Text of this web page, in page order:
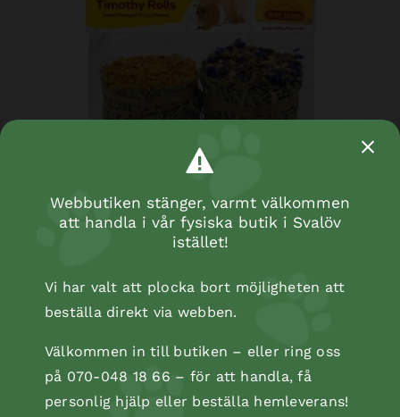
Webbutiken stänger, varmt välkommen
att handla i vår fysiska butik i Svalöv
istället!
Vi har valt att plocka bort möjligheten att
beställa direkt via webben.
Välkommen in till butiken – eller ring oss
på 070-048 18 66 – för att handla, få
personlig hjälp eller beställa hemleverans!